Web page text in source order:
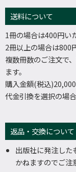
送料について
1冊の場合は400円い
2冊以上の場合は800
複数冊数のご注文で
ます。
購入金額(税込
代金引換を選択の場
返品・交換について
出版社に発注した
かねますのでご注